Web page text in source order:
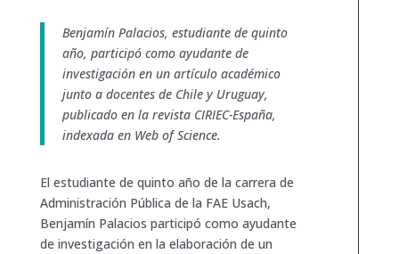
Benjamín Palacios, estudiante de quinto
año, participó como ayudante de
investigación en un artículo académico
junto a docentes de Chile y Uruguay,
publicado en la revista CIRIEC-España,
indexada en Web of Science.
El estudiante de quinto año de la carrera de
Administración Pública de la FAE Usach,
Benjamín Palacios participó como ayudante
de investigación en la elaboración de un